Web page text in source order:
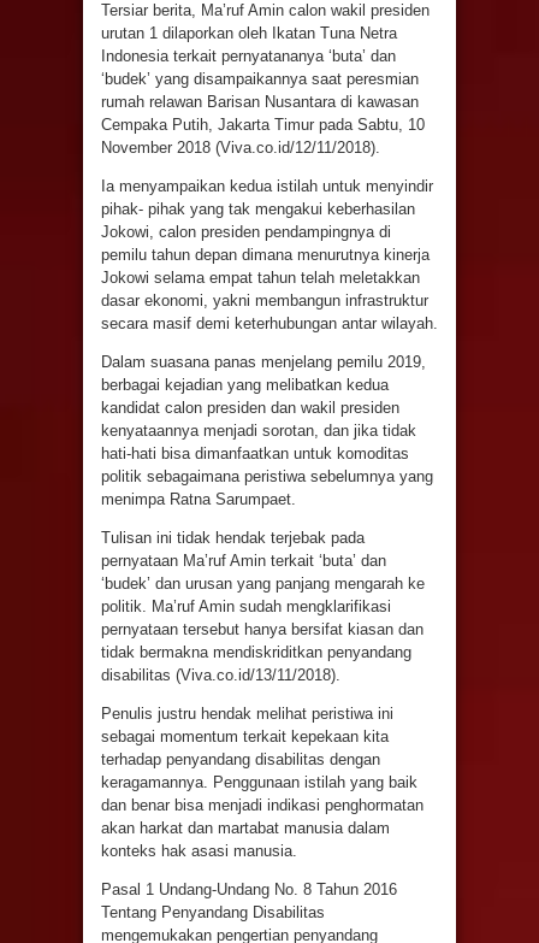
Tersiar berita, Ma’ruf Amin calon wakil presiden
urutan 1 dilaporkan oleh Ikatan Tuna Netra
Indonesia terkait pernyatananya ‘buta’ dan
‘budek’ yang disampaikannya saat peresmian
rumah relawan Barisan Nusantara di kawasan
Cempaka Putih, Jakarta Timur pada Sabtu, 10
November 2018 (Viva.co.id/12/11/2018).
Ia menyampaikan kedua istilah untuk menyindir
pihak- pihak yang tak mengakui keberhasilan
Jokowi, calon presiden pendampingnya di
pemilu tahun depan dimana menurutnya kinerja
Jokowi selama empat tahun telah meletakkan
dasar ekonomi, yakni membangun infrastruktur
secara masif demi keterhubungan antar wilayah.
Dalam suasana panas menjelang pemilu 2019,
berbagai kejadian yang melibatkan kedua
kandidat calon presiden dan wakil presiden
kenyataannya menjadi sorotan, dan jika tidak
hati-hati bisa dimanfaatkan untuk komoditas
politik sebagaimana peristiwa sebelumnya yang
menimpa Ratna Sarumpaet.
Tulisan ini tidak hendak terjebak pada
pernyataan Ma’ruf Amin terkait ‘buta’ dan
‘budek’ dan urusan yang panjang mengarah ke
politik. Ma’ruf Amin sudah mengklarifikasi
pernyataan tersebut hanya bersifat kiasan dan
tidak bermakna mendiskriditkan penyandang
disabilitas (Viva.co.id/13/11/2018).
Penulis justru hendak melihat peristiwa ini
sebagai momentum terkait kepekaan kita
terhadap penyandang disabilitas dengan
keragamannya. Penggunaan istilah yang baik
dan benar bisa menjadi indikasi penghormatan
akan harkat dan martabat manusia dalam
konteks hak asasi manusia.
Pasal 1 Undang-Undang No. 8 Tahun 2016
Tentang Penyandang Disabilitas
mengemukakan pengertian penyandang